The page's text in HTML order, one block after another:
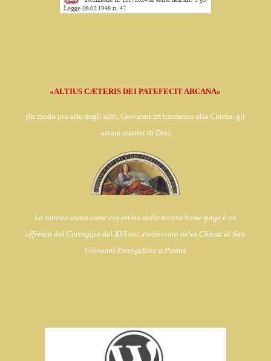
«ALTIUS CÆTERIS DEI PATEFECIT ARCANA»
(in modo più alto degli altri, Giovanni ha trasmesso alla Chiesa, gli
arcani misteri di Dio)
La lunetta usata come copertina della nostra home-page è un
affresco del Correggio del XVI sec. conservato nella Chiesa diSan
Giovanni Evangelista a Parma